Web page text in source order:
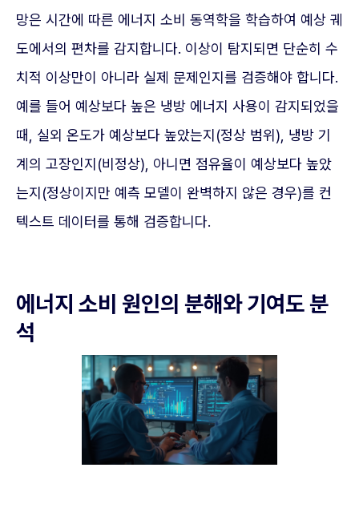
망은 시간에 따른 에너지 소비 동역학을 학습하여 예상 궤
도에서의 편차를 감지합니다. 이상이 탐지되면 단순히 수
치적 이상만이 아니라 실제 문제인지를 검증해야 합니다.
예를 들어 예상보다 높은 냉방 에너지 사용이 감지되었을
때, 실외 온도가 예상보다 높았는지(정상 범위), 냉방 기
계의 고장인지(비정상), 아니면 점유율이 예상보다 높았
는지(정상이지만 예측 모델이 완벽하지 않은 경우)를 컨
텍스트 데이터를 통해 검증합니다.
에너지 소비 원인의 분해와 기여도 분
석